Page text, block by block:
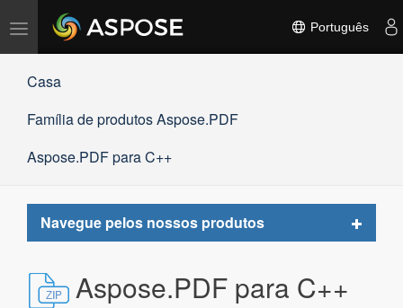
Alternar
navegação
Português
Casa
Família de produtos Aspose.PDF
Aspose.PDF para C++
Navegue pelos nossos produtos
Toggle
Aspose.PDF para C++